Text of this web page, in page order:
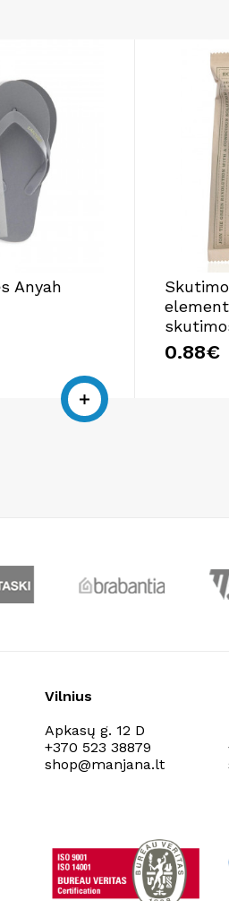
Anyah
0.88€
Vilnius
Apkasų g. 12 D
+370 523 38879
shop@manjana.lt